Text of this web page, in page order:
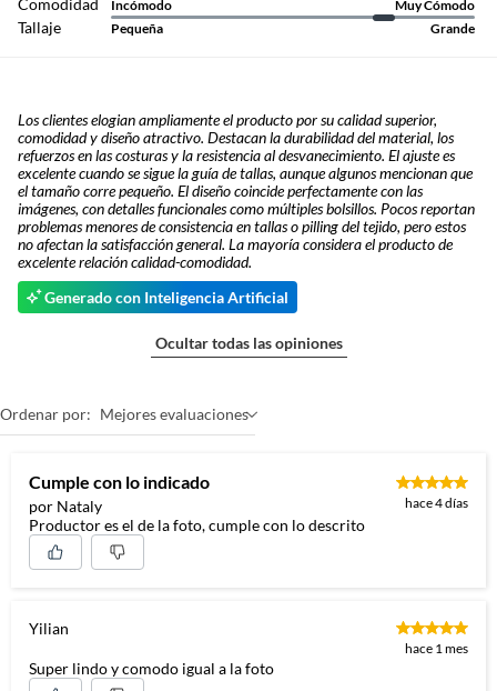
Comodidad Incómodo Muy Cómodo
Tallaje Pequeña Grande
Los clientes elogian ampliamente el producto por su calidad superior,
comodidad y diseño atractivo. Destacan la durabilidad del material, los
refuerzos en las costuras y la resistencia al desvanecimiento. El ajuste es
excelente cuando se sigue la guía de tallas, aunque algunos mencionan que
el tamaño corre pequeño. El diseño coincide perfectamente con las
imágenes, con detalles funcionales como múltiples bolsillos. Pocos reportan
problemas menores de consistencia en tallas o pilling del tejido, pero estos
no afectan la satisfacción general. La mayoría considera el producto de
excelente relación calidad-comodidad.
Generado con Inteligencia Artificial
Ocultar todas las opiniones
Ordenar por: Mejores evaluaciones
Cumple con lo indicado
por Nataly hace 4 días
Productor es el de la foto, cumple con lo descrito
Yilian
hace 1 mes
Super lindo y comodo igual a la foto